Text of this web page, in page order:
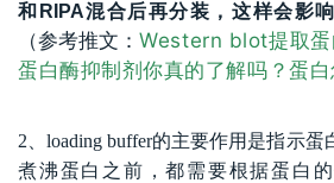
和RIPA混合后再分装，这样会影
（参考推文：Western blot提取蛋
蛋白酶抑制剂你真的了解吗？蛋白
2 、loading buffer的主要作用是指示蛋
煮沸蛋白之前，都需要根据蛋白